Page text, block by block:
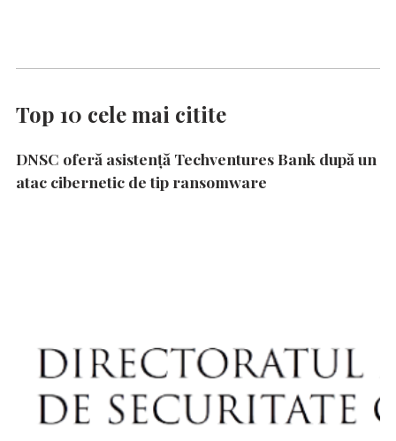
Top 10 cele mai citite
DNSC oferă asistență Techventures Bank după un
atac cibernetic de tip ransomware